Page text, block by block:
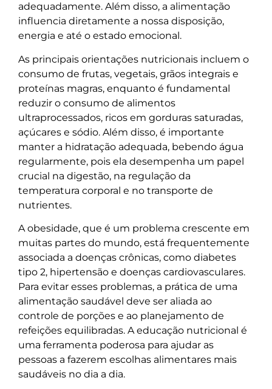
adequadamente. Além disso, a alimentação
influencia diretamente a nossa disposição,
energia e até o estado emocional.
As principais orientações nutricionais incluem o
consumo de frutas, vegetais, grãos integrais e
proteínas magras, enquanto é fundamental
reduzir o consumo de alimentos
ultraprocessados, ricos em gorduras saturadas,
açúcares e sódio. Além disso, é importante
manter a hidratação adequada, bebendo água
regularmente, pois ela desempenha um papel
crucial na digestão, na regulação da
temperatura corporal e no transporte de
nutrientes.
A obesidade, que é um problema crescente em
muitas partes do mundo, está frequentemente
associada a doenças crônicas, como diabetes
tipo 2, hipertensão e doenças cardiovasculares.
Para evitar esses problemas, a prática de uma
alimentação saudável deve ser aliada ao
controle de porções e ao planejamento de
refeições equilibradas. A educação nutricional é
uma ferramenta poderosa para ajudar as
pessoas a fazerem escolhas alimentares mais
saudáveis no dia a dia.